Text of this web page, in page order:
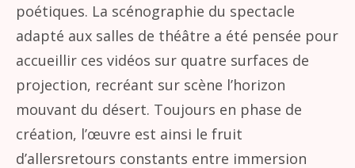
poétiques. La scénographie du spectacle
adapté aux salles de théâtre a été pensée pour
accueillir ces vidéos sur quatre surfaces de
projection, recréant sur scène l’horizon
mouvant du désert. Toujours en phase de
création, l’œuvre est ainsi le fruit
d’allersretours constants entre immersion